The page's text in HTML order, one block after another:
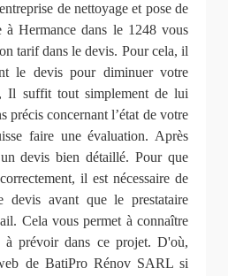
de nettoyage et pose de
à Hermance dans le 1248 vous
tarif dans le devis. Pour cela, il
le devis pour diminuer votre
Il suffit tout simplement de lui
précis concernant l’état de votre
faire une évaluation. Après
devis bien détaillé. Pour que
il est nécessaire de
devis avant que le prestataire
Cela vous permet à connaître
à prévoir dans ce projet. D'où,
de BatiPro Rénov SARL si